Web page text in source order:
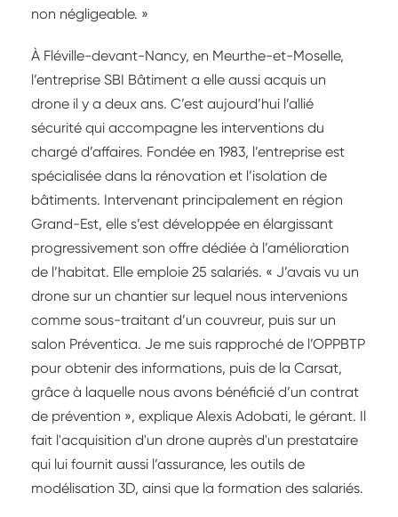
non négligeable. »
À Fléville-devant-Nancy, en Meurthe-et-Moselle,
l’entreprise SBI Bâtiment a elle aussi acquis un
drone il y a deux ans. C’est aujourd’hui l’allié
sécurité qui accompagne les interventions du
chargé d’affaires. Fondée en 1983, l’entreprise est
spécialisée dans la rénovation et l’isolation de
bâtiments. Intervenant principalement en région
Grand-Est, elle s’est développée en élargissant
progressivement son offre dédiée à l’amélioration
de l’habitat. Elle emploie 25 salariés. « J’avais vu un
drone sur un chantier sur lequel nous intervenions
comme sous-traitant d’un couvreur, puis sur un
salon Préventica. Je me suis rapproché de l’OPPBTP
pour obtenir des informations, puis de la Carsat,
grâce à laquelle nous avons bénéficié d’un contrat
de prévention », explique Alexis Adobati, le gérant. Il
fait l'acquisition d'un drone auprès d'un prestataire
qui lui fournit aussi l’assurance, les outils de
modélisation 3D, ainsi que la formation des salariés.